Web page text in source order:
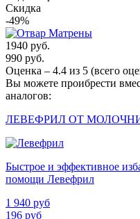
Скидка
-49%
1940 руб.
990 руб.
Оценка – 4.4 из 5 (всего
Вы можете проибрести
аналогов:
ЛЕВЕФРИЛ ОТ
Быстрое и эффективное
помощи Левефрил
1 940 руб
196 руб